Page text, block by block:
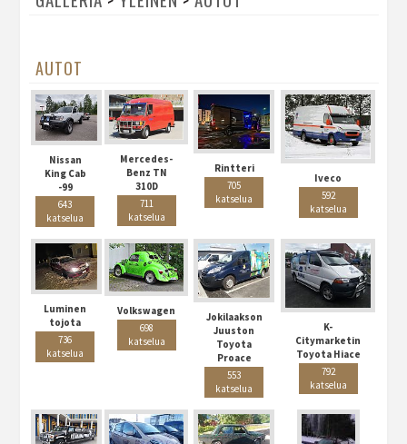
AUTOT
Nissan
King Cab
-99
643
katselua
Mercedes-
Benz TN
310D
711
katselua
Rintteri
705
katselua
Iveco
592
katselua
Luminen
tojota
736
katselua
Volkswagen
698
katselua
Jokilaakson
Juuston
Toyota
Proace
553
katselua
K-
Citymarketin
Toyota Hiace
792
katselua